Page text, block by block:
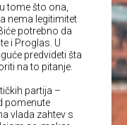
tome što ona,
nema legitimitet
potrebno da
i Proglas. U
predvideti šta
na to pitanje.
partija –
pomenute
vlada zahtev s